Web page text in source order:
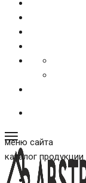
меню сайта
каталог продукции